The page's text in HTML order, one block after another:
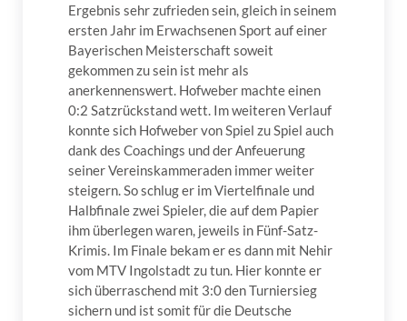
Ergebnis sehr zufrieden sein, gleich in seinem
ersten Jahr im Erwachsenen Sport auf einer
Bayerischen Meisterschaft soweit
gekommen zu sein ist mehr als
anerkennenswert. Hofweber machte einen
0:2 Satzrückstand wett. Im weiteren Verlauf
konnte sich Hofweber von Spiel zu Spiel auch
dank des Coachings und der Anfeuerung
seiner Vereinskammeraden immer weiter
steigern. So schlug er im Viertelfinale und
Halbfinale zwei Spieler, die auf dem Papier
ihm überlegen waren, jeweils in Fünf-Satz-
Krimis. Im Finale bekam er es dann mit Nehir
vom MTV Ingolstadt zu tun. Hier konnte er
sich überraschend mit 3:0 den Turniersieg
sichern und ist somit für die Deutsche